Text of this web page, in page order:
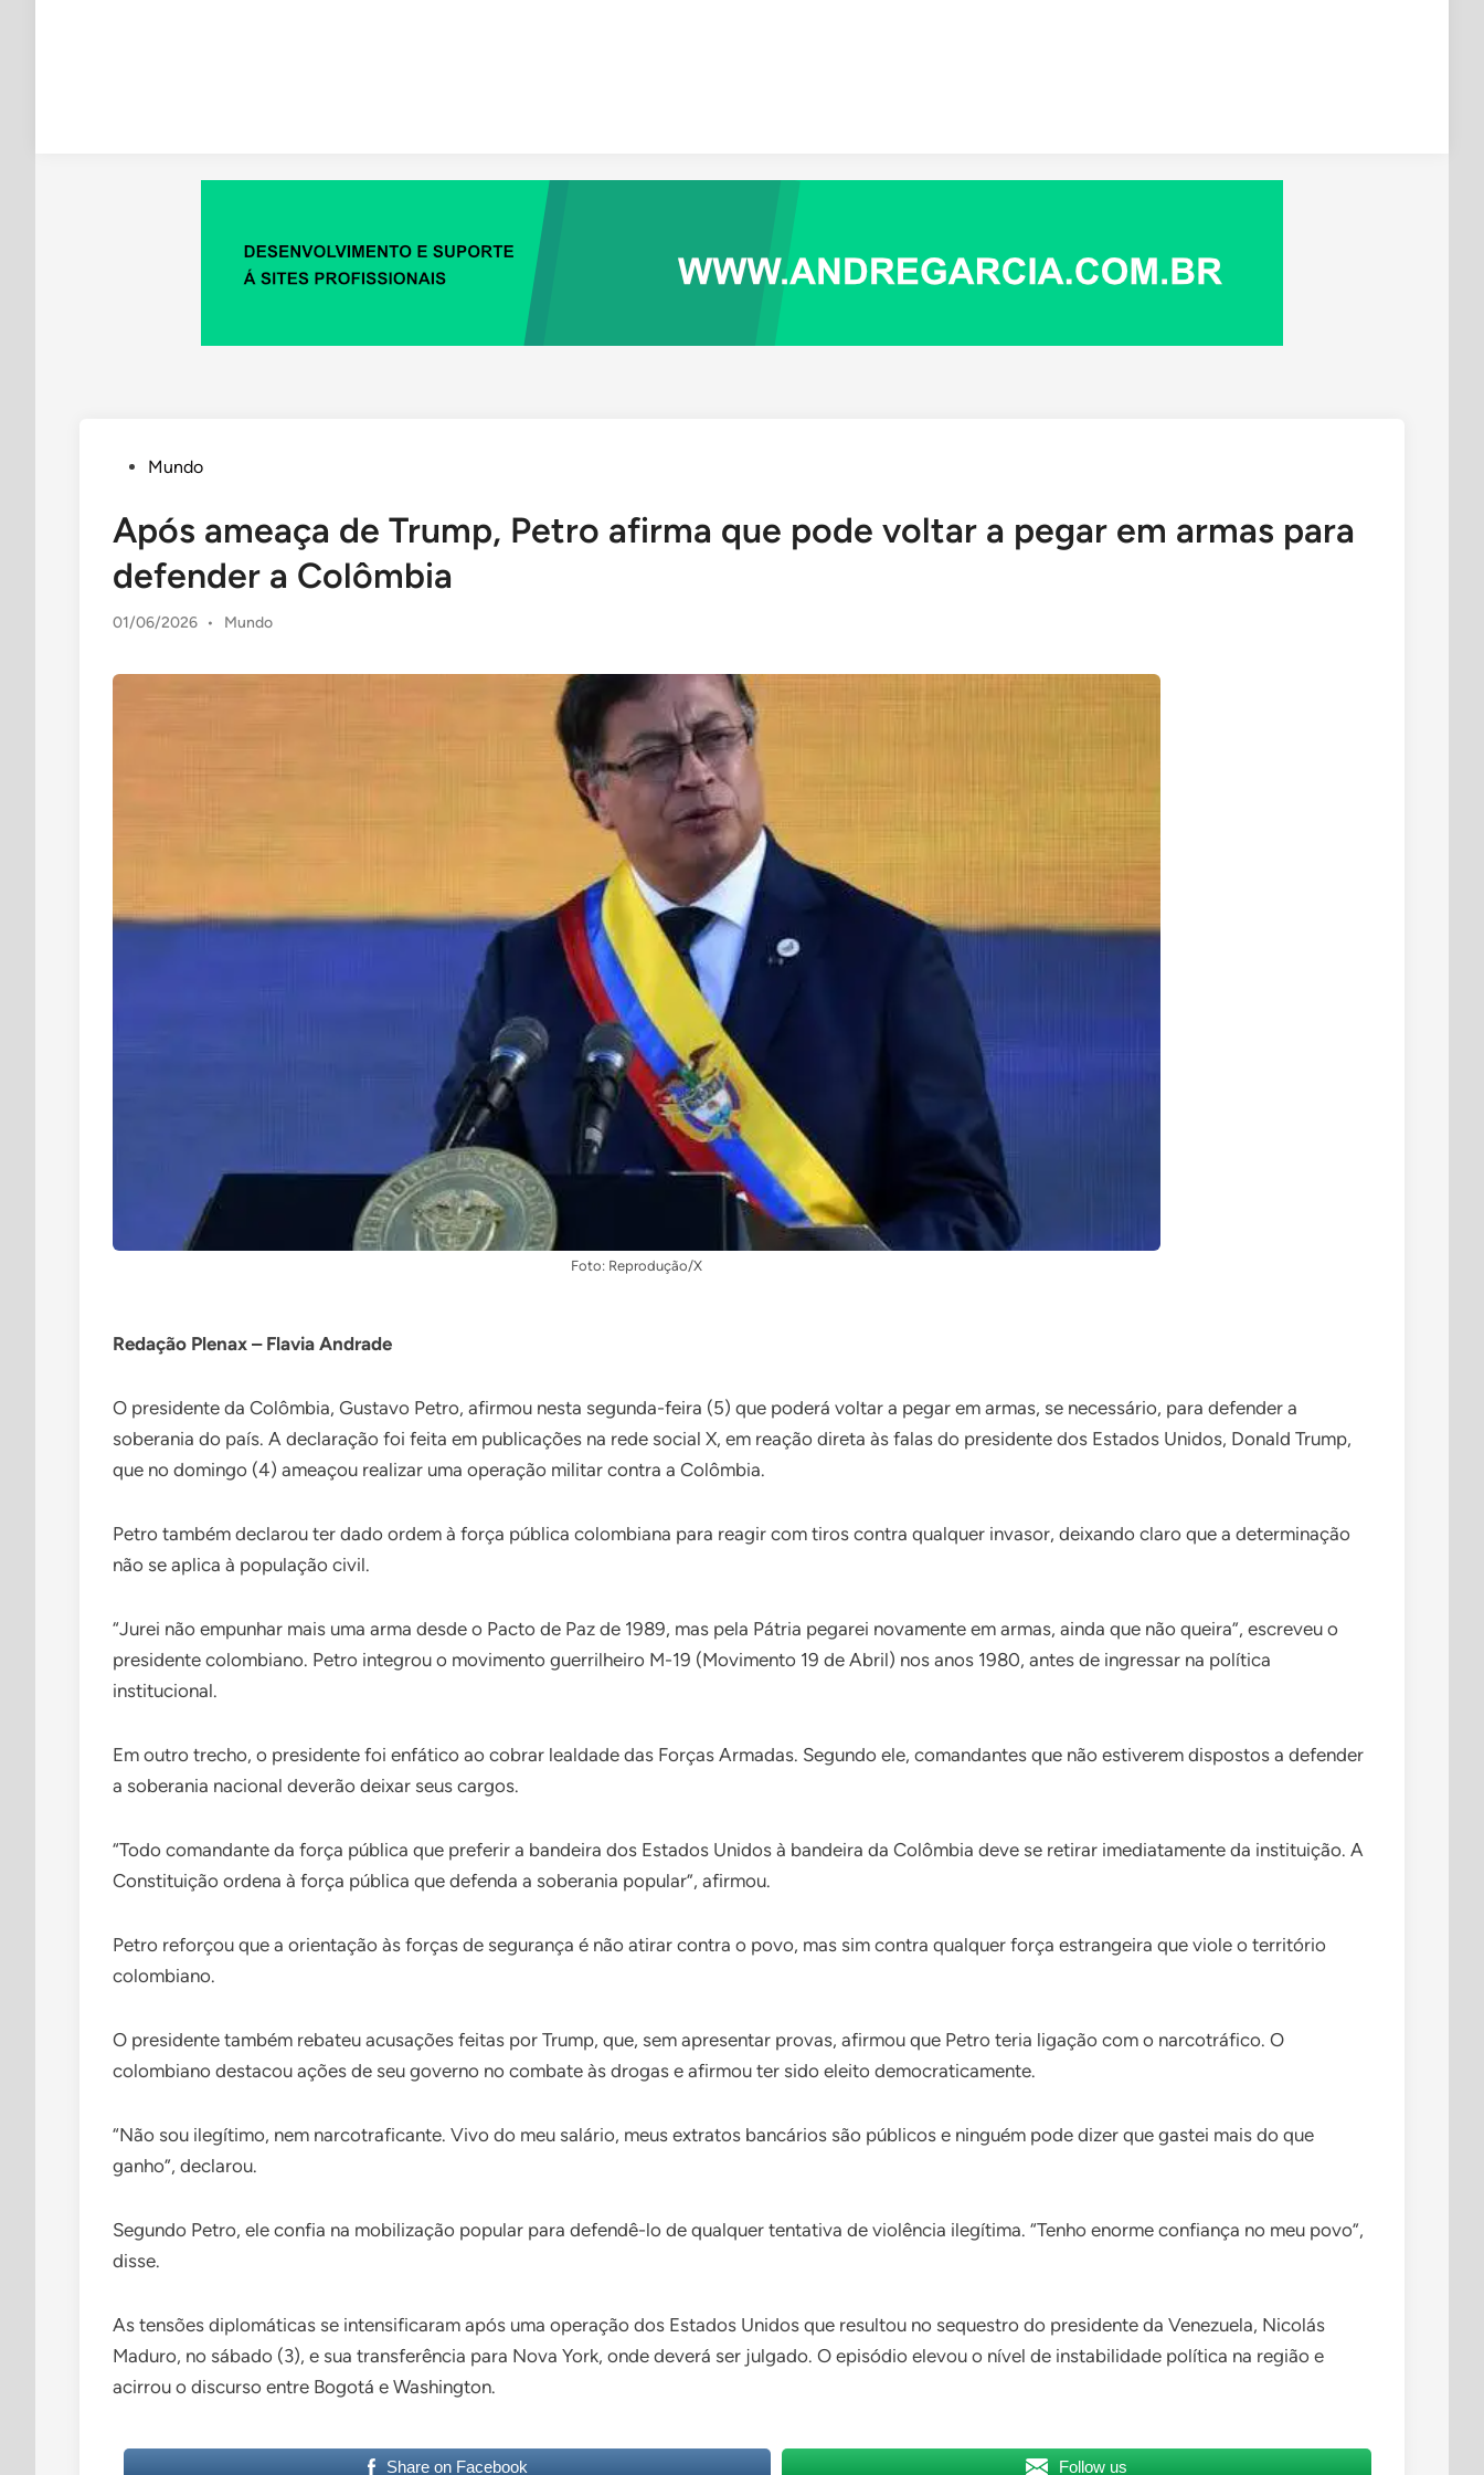
PostedMundo
Após ameaça de Trump, Petro afirma que pode voltar a pegar em armas para
defender a Colômbia
01/06/2026 •
Posted
Mundo
Foto: Reprodução/X
Redação Plenax – Flavia Andrade
O presidente da Colômbia, Gustavo Petro, afirmou nesta segunda-feira (5) que poderá voltar a pegar em armas, se necessário, para defender a
soberania do país. A declaração foi feita em publicações na rede social X, em reação direta às falas do presidente dos Estados Unidos, Donald Trump,
que no domingo (4) ameaçou realizar uma operação militar contra a Colômbia.
Petro também declarou ter dado ordem à força pública colombiana para reagir com tiros contra qualquer invasor, deixando claro que a determinação
não se aplica à população civil.
“Jurei não empunhar mais uma arma desde o Pacto de Paz de 1989, mas pela Pátria pegarei novamente em armas, ainda que não queira”, escreveu o
presidente colombiano. Petro integrou o movimento guerrilheiro M-19 (Movimento 19 de Abril) nos anos 1980, antes de ingressar na política
institucional.
Em outro trecho, o presidente foi enfático ao cobrar lealdade das Forças Armadas. Segundo ele, comandantes que não estiverem dispostos a defender
a soberania nacional deverão deixar seus cargos.
“Todo comandante da força pública que preferir a bandeira dos Estados Unidos à bandeira da Colômbia deve se retirar imediatamente da instituição. A
Constituição ordena à força pública que defenda a soberania popular”, afirmou.
Petro reforçou que a orientação às forças de segurança é não atirar contra o povo, mas sim contra qualquer força estrangeira que viole o território
colombiano.
O presidente também rebateu acusações feitas por Trump, que, sem apresentar provas, afirmou que Petro teria ligação com o narcotráfico. O
colombiano destacou ações de seu governo no combate às drogas e afirmou ter sido eleito democraticamente.
“Não sou ilegítimo, nem narcotraficante. Vivo do meu salário, meus extratos bancários são públicos e ninguém pode dizer que gastei mais do que
ganho”, declarou.
Segundo Petro, ele confia na mobilização popular para defendê-lo de qualquer tentativa de violência ilegítima. “Tenho enorme confiança no meu povo”,
disse.
As tensões diplomáticas se intensificaram após uma operação dos Estados Unidos que resultou no sequestro do presidente da Venezuela, Nicolás
Maduro, no sábado (3), e sua transferência para Nova York, onde deverá ser julgado. O episódio elevou o nível de instabilidade política na região e
acirrou o discurso entre Bogotá e Washington.
Share on Facebook Follow us